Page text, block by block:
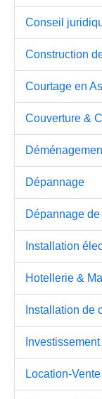
Conseil
Construction
Courtage en
Couverture &
Dépannage
Dépannage
Installation
Hotellerie &
Installation de
Investissement
Location-